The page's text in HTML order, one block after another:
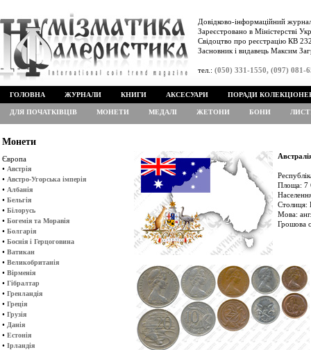
Довідково-інформаційний
Зареєстровано в Міністерстві
Свідоцтво про реєстрацію КВ
Засновник і видавець Максим
тел.: (050) 331-1550, (097) 081-
ГОЛОВНА ЖУРНАЛИ КНИГИ АКСЕСУАРИ ПОРАДИ
ДЛЯ ПОЧАТКІВЦІВ МОНЕТИ МЕДАЛІ ЖЕТОНИ БОНИ
Монети
Європа
• Австрія
• Австро-Угорська імперія
• Албанія
• Бельгія
• Білорусь
• Богемія та Моравія
• Болгарія
• Боснія і Герцоговина
• Ватикан
• Великобританія
• Вірменія
• Гібралтар
• Гренландія
• Греція
• Грузія
• Данія
• Естонія
• Ірландія
Площа: 7
Столиця:
Мова:
Грошова